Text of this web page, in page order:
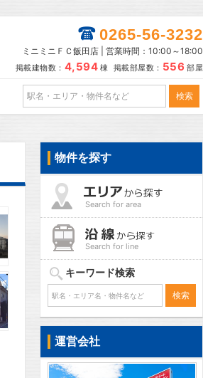
0265-56-3232
ミニミニＦＣ飯田店 | 営業時間：10:00～18:00
掲載建物数： 4,594 棟 掲載部屋数： 556 部屋
物件を探す
Search for area
Search for line
キーワード検索
運営会社